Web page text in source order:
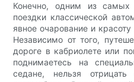
Конечно, одним из самых
поездки классической
явное очарование и
Независимо от того,
дороге в кабриолете или
поднимаетесь на
седане, нельзя отрицать